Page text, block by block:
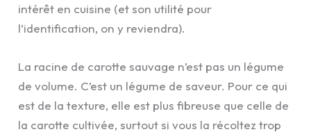
intérêt en cuisine (et son utilité pour
l’identification, on y reviendra).
La racine de carotte sauvage n’est pas un légume
de volume. C’est un légume de saveur. Pour ce qui
est de la texture, elle est plus fibreuse que celle de
la carotte cultivée, surtout si vous la récoltez trop